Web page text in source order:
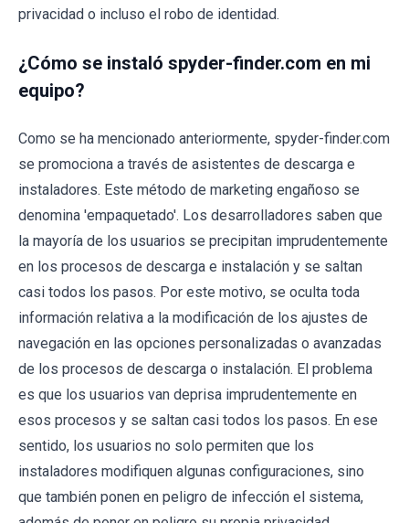
privacidad o incluso el robo de identidad.
¿Cómo se instaló spyder-finder.com en mi
equipo?
Como se ha mencionado anteriormente, spyder-finder.com
se promociona a través de asistentes de descarga e
instaladores. Este método de marketing engañoso se
denomina 'empaquetado'. Los desarrolladores saben que
la mayoría de los usuarios se precipitan imprudentemente
en los procesos de descarga e instalación y se saltan
casi todos los pasos. Por este motivo, se oculta toda
información relativa a la modificación de los ajustes de
navegación en las opciones personalizadas o avanzadas
de los procesos de descarga o instalación. El problema
es que los usuarios van deprisa imprudentemente en
esos procesos y se saltan casi todos los pasos. En ese
sentido, los usuarios no solo permiten que los
instaladores modifiquen algunas configuraciones, sino
que también ponen en peligro de infección el sistema,